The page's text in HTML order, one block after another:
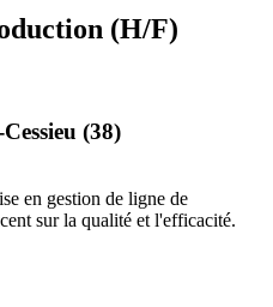
(H/F)
(38)
en gestion de ligne de
sur la qualité et l'efficacité.